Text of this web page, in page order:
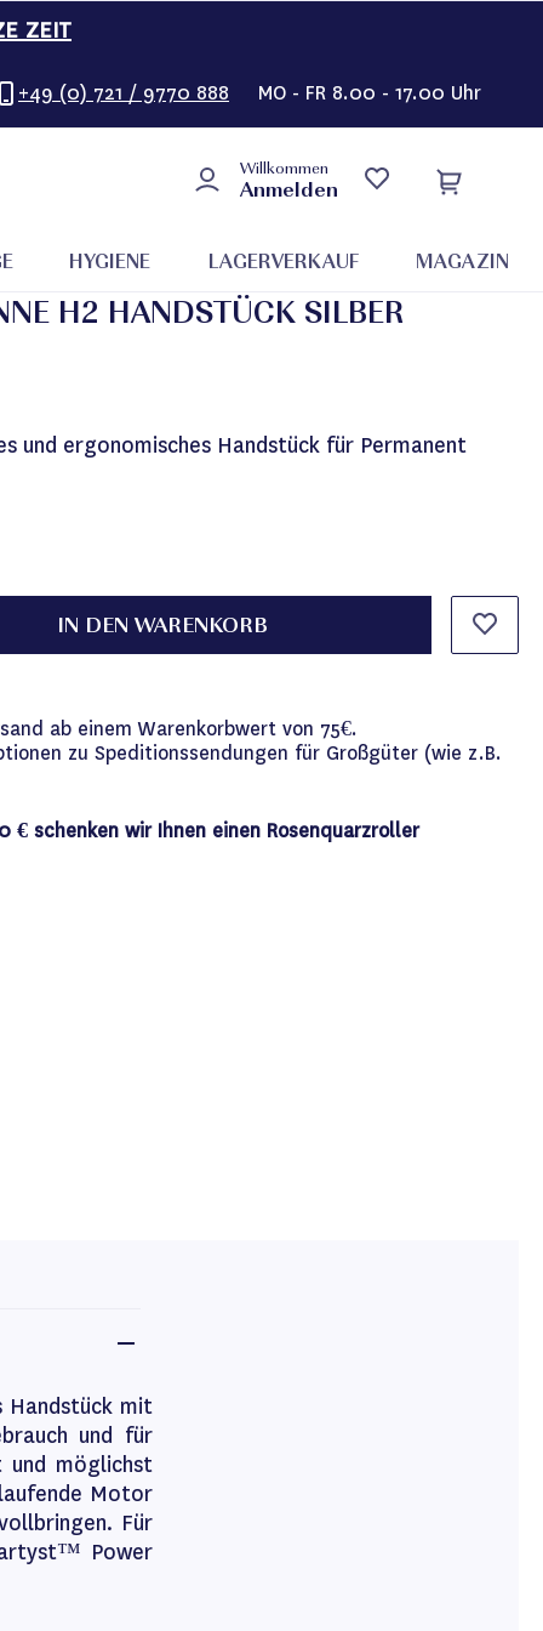
ZEIT
+49 (0) 721 / 9770 888 MO - FR 8.00 - 17.00 Uhr
Willkommen
Anmelden
HYGIENE LAGERVERKAUF MAGAZIN
H2 HANDSTÜCK SILBER
und ergonomisches Handstück für Permanent
IN DEN WARENKORB
ab einem Warenkorbwert von 75€.
zu Speditionssendungen für Großgüter (wie z.B.
€ schenken wir Ihnen einen Rosenquarzroller
Handstück mit
und für
und möglichst
Motor
Für
Power